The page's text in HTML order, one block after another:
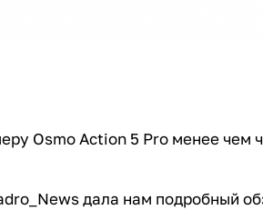
Osmo Action 5 Pro менее чем
дала нам подробный